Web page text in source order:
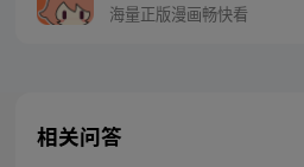
海量正版漫画畅快看
相关问答